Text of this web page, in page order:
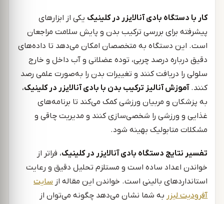
کار با دستگاه بادی آنالایزر در کلینیک یکی از ابزارهای
پیشرفته برای بررسی ترکیب بدن و پایش سلامت مراجعان
است. این دستگاه به متخصصان امکان می‌دهد تا داده‌های
دقیق درباره درصد چربی، توده عضلانی و آب داخل و خارج
سلولی را دریافت کنند و تغییرات بدن را به‌صورت علمی رصد
کنند.آموزش آنالیز ترکیب بدن با بادی آنالایزر در کلینیک،
به پزشکان و مربیان ورزشی کمک می‌کند تا برنامه‌های
غذایی و ورزشی را شخصی‌سازی کنند و مدیریت چاقی و
مشکلات متابولیک بهینه شود.
تفسیر نتایج دستگاه بادی آنالایزر در کلینیک، فراتر از
خواندن اعداد ساده است و مستلزم تحلیل دقیق و رعایت
استانداردهای بالینی است. خواندن این مقاله ازسایت
آفرودیت لیزر به شما نشان می‌دهد چگونه می‌توان از